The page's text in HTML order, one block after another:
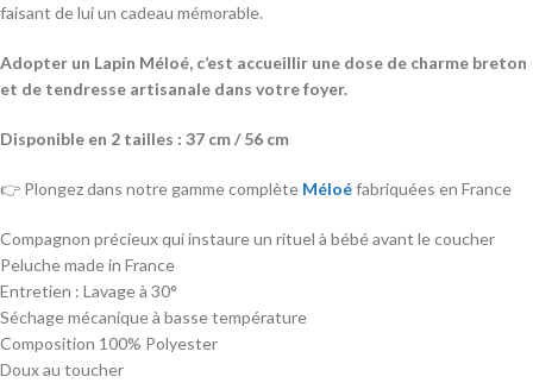
faisant de lui un cadeau mémorable.
Adopter un Lapin Méloé, c’est accueillir une dose de charme breton
et de tendresse artisanale dans votre foyer.
Disponible en 2 tailles : 37 cm / 56 cm
👉 Plongez dans notre gamme complète Méloéfabriquées en France
Compagnon précieux qui instaure un rituel à bébé avant le coucher
Peluche made in France
Entretien : Lavage à 30°
Séchage mécanique à basse température
Composition 100% Polyester
Doux au toucher